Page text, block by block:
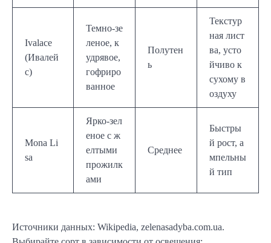
Ivalace
(Ивалей
с)
Темно-зе
леное, к
удрявое,
гофриро
ванное
Полутен
ь
Текстур
ная лист
ва, усто
йчиво к
сухому в
оздуху
Mona Li
sa
Ярко-зел
еное с ж
елтыми
прожилк
ами
Среднее
Быстры
й рост, а
мпельны
й тип
Источники данных: Wikipedia, zelenasadyba.com.ua.